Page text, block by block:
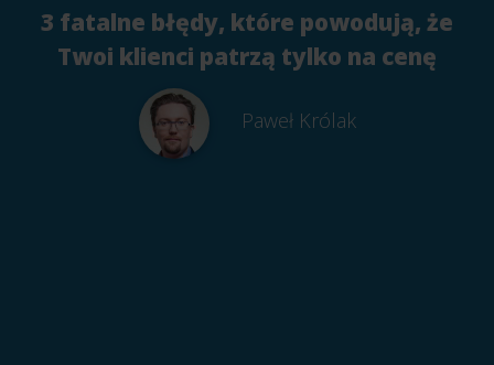
3 fatalne błędy, które powodują, że
Twoi klienci patrzą tylko na cenę
Paweł Królak